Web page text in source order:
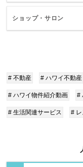
ショップ・サロン
# 不動産 # ハワイ不動産
# ハワイ物件紹介動画 #
# 生活関連サービス #